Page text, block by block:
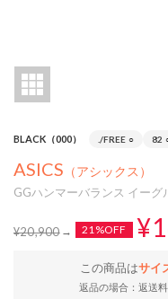
BLACK（000） ./FREE ○ 82
ASICS （アシックス）
GGハンマーバランス イーグ
¥20,900 21%OFF
この商品はサイ
返品の場合：返送